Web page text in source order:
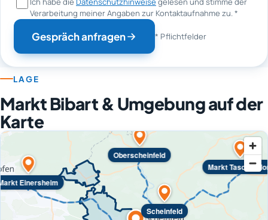
Verarbeitung meiner Angaben zur Kontaktaufnahme zu.*
Gespräch anfragen * Pflichtfelder
LAGE
Markt Bibart & Umgebung auf der
Karte
Scheinfeld
Oberscheinfeld
Einersheim
Markt